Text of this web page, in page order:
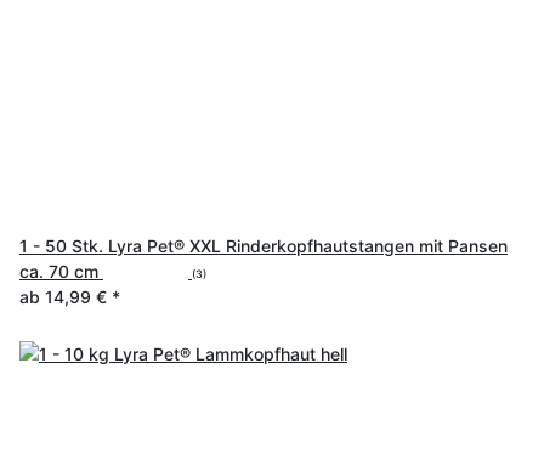
1 - 50 Stk. Lyra Pet® XXL Rinderkopfhautstangen mit Pansen
ca. 70 cm
(3)
ab 14,99 € *